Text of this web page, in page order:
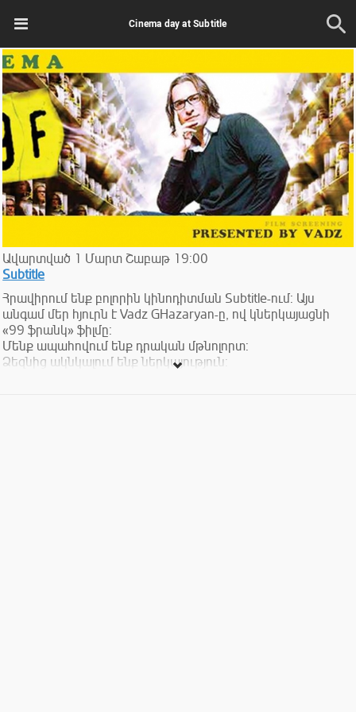
Cinema day at Subtitle
Ավարտված 1 Մարտ Շաբաթ 19:00
Subtitle
Հրավիրում ենք բոլորին կինոդիտման Subtitle-ում: Այս
անգամ մեր հյուրն է Vadz GHazaryan-ը, ով կներկայացնի
«99 ֆրանկ» ֆիլմը:
Մենք ապահովում ենք դրական մթնոլորտ:
Ձեզնից ակնկալում ենք ներկայություն: